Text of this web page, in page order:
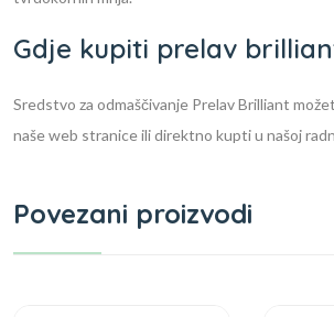
Gdje kupiti prelav
Sredstvo za odmaščivanje Prelav Brilliant
naše web stranice ili direktno kupti u našoj
Povezani proizvodi